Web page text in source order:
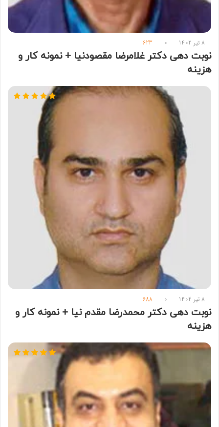
8 تیر 1402 0
623
نوبت دهی دکتر غلامرضا مقصودنیا + نمونه کار و
هزینه
8 تیر 1402 0
688
نوبت دهی دکتر محمدرضا مقدم نیا + نمونه کار و
هزینه